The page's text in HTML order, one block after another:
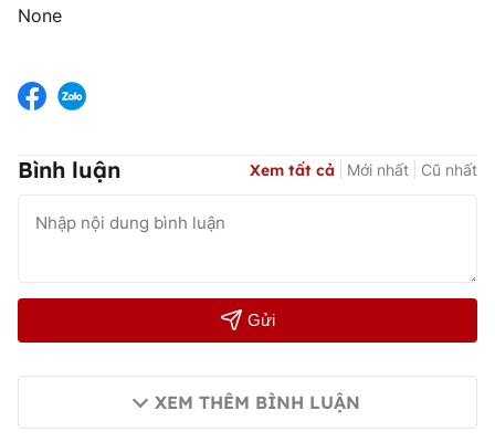
None
Bình luận Xem tất cả Mới nhất Cũ nhất
Gửi
XEM THÊM BÌNH LUẬN